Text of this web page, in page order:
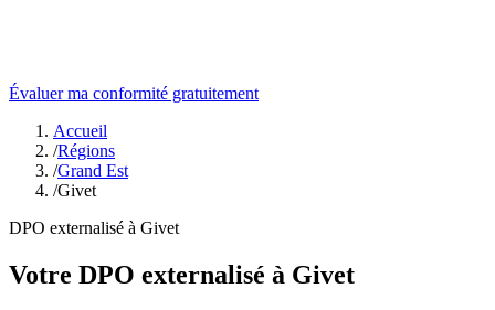
Évaluer ma conformité gratuitement
Accueil
/Régions
/Grand Est
/Givet
DPO externalisé à Givet
Votre DPO externalisé à Givet